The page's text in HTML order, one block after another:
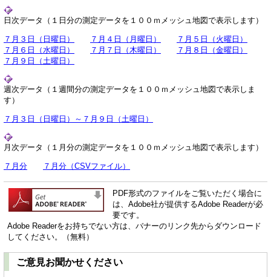
日次データ（１日分の測定データを１００ｍメッシュ地図で表示します）
７月３日（日曜日） ７月４日（月曜日）
７月５日（火曜日）
７月６日（水曜日）
７月７日（木曜日）
７月８日（金曜日）
７月９日（土曜日）
週次データ（１週間分の測定データを１００ｍメッシュ地図で表示しま
す）
７月３日（日曜日）～７月９日（土曜日）
月次データ（１月分の測定データを１００ｍメッシュ地図で表示します）
７月分 ７月分（CSVファイル）
PDF形式のファイルをご覧いただく場合に
は、Adobe社が提供するAdobe Readerが必
要です。
Adobe Readerをお持ちでない方は、バナーのリンク先からダウンロード
してください。（無料）
ご意見お聞かせください